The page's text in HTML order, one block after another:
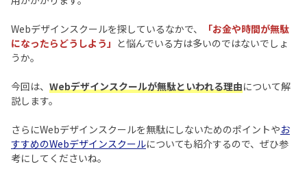
Webデザインスクールを探しているなかで、
「お金や時間が無駄
になったらどうしよう」 と悩んでいる方は多いのではないでしょ
うか。
今回は、 Webデザインスクールが無駄といわれる理由について解
説します。
さらにWebデザインスクールを無駄にしないためのポイントやお
すすめのWebデザインスクールについても紹介するので、ぜひ参
考にしてくださいね。